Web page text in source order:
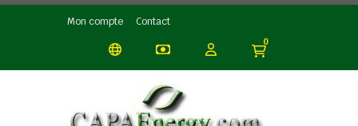
Mon compte Contact
0